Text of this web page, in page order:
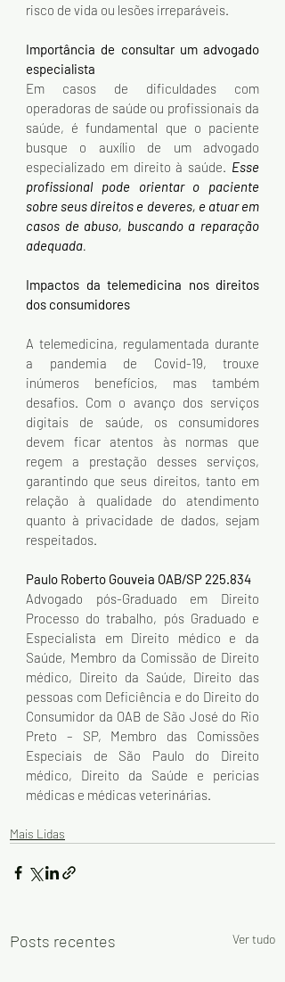
risco de vida ou lesões irreparáveis.
Importância de consultar um advogado
especialista
Em casos de dificuldades com
operadoras de saúde ou profissionais da
saúde, é fundamental que o paciente
busque o auxílio de um advogado
especializado em direito à saúde. Esse
profissional pode orientar o paciente
sobre seus direitos e deveres, e atuar em
casos de abuso, buscando a reparação
adequada
Impactos da telemedicina nos direitos
dos consumidores
A telemedicina, regulamentada durante
a pandemia de Covid-19, trouxe
inúmeros benefícios, mas também
desafios. Com o avanço dos serviços
digitais de saúde, os consumidores
devem ficar atentos às normas que
regem a prestação desses serviços,
garantindo que seus direitos, tanto em
relação à qualidade do atendimento
quanto à privacidade de dados, sejam
respeitados.
Paulo Roberto Gouveia OAB/SP 225.834
Advogado pós-Graduado em Direito
Processo do trabalho, pós Graduado e
Especialista em Direito médico e da
Saúde, Membro da Comissão de Direito
médico, Direito da Saúde, Direito das
pessoas com Deficiência e do Direito do
Consumidor da OAB de São José do Rio
Preto – SP, Membro das Comissões
Especiais de São Paulo do Direito
médico, Direito da Saúde e pericias
médicas e médicas veterinárias.
Mais Lidas
Posts recentes Ver tudo